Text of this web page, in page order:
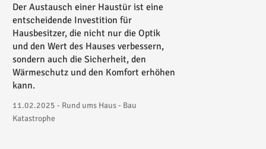
Der Austausch einer Haustür ist eine
entscheidende Investition für
Hausbesitzer, die nicht nur die Optik
und den Wert des Hauses verbessern,
sondern auch die Sicherheit, den
Wärmeschutz und den Komfort erhöhen
kann.
11.02.2025 - Rund ums Haus - Bau
Katastrophe